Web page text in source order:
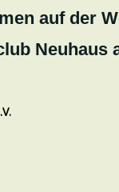
auf der
Neuhaus